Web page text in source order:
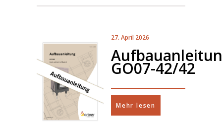
27. April 2026
GO07-42/42
Mehr lesen